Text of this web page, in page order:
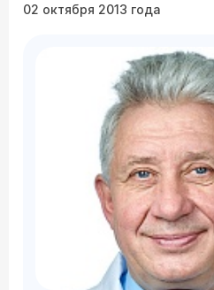
02 октября 2013 года